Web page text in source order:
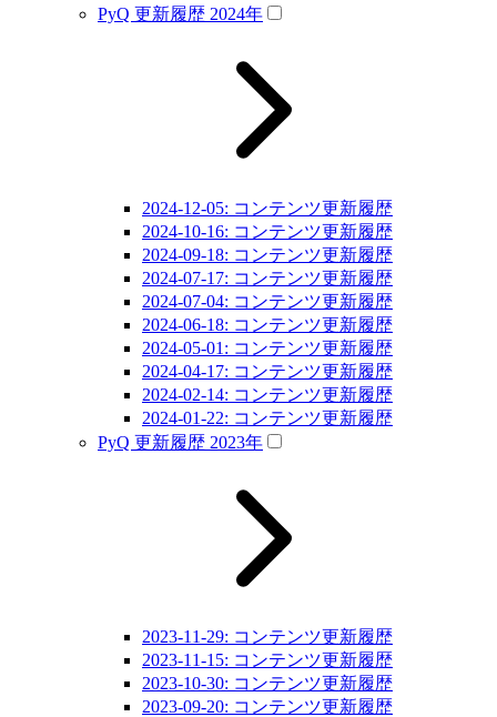
PyQ 更新履歴 2024年
2024-12-05: コンテンツ更新履歴
2024-10-16: コンテンツ更新履歴
2024-09-18: コンテンツ更新履歴
2024-07-17: コンテンツ更新履歴
2024-07-04: コンテンツ更新履歴
2024-06-18: コンテンツ更新履歴
2024-05-01: コンテンツ更新履歴
2024-04-17: コンテンツ更新履歴
2024-02-14: コンテンツ更新履歴
2024-01-22: コンテンツ更新履歴
PyQ 更新履歴 2023年
2023-11-29: コンテンツ更新履歴
2023-11-15: コンテンツ更新履歴
2023-10-30: コンテンツ更新履歴
2023-09-20: コンテンツ更新履歴